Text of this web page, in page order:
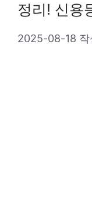
정리! 신용
2025-08-18